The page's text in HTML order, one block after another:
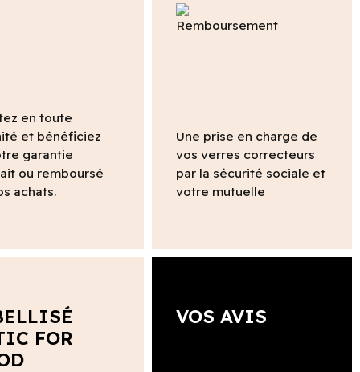
en toute
et bénéficiez
garantie
ou remboursé
achats.
Une prise en charge de
vos verres correcteurs
par la sécurité sociale et
votre mutuelle
FOR
VOS AVIS